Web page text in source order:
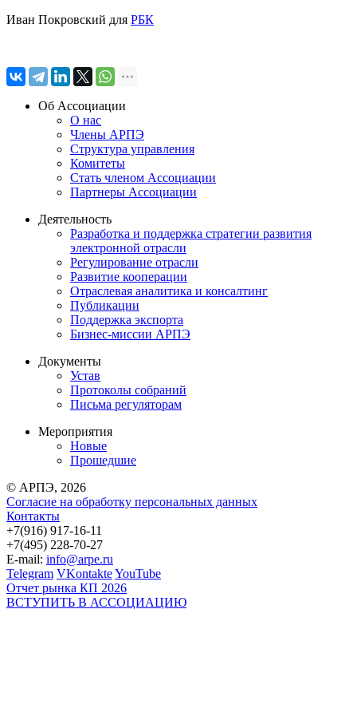
Иван Покровский для РБК
Об Ассоциации
О нас
Члены АРПЭ
Структура управления
Комитеты
Стать членом Ассоциации
Партнеры Ассоциации
Деятельность
Разработка и поддержка стратегии развития
электронной отрасли
Регулирование отрасли
Развитие кооперации
Отраслевая аналитика и консалтинг
Публикации
Поддержка экспорта
Бизнес-миссии АРПЭ
Документы
Устав
Протоколы собраний
Письма регуляторам
Мероприятия
Новые
Прошедшие
© АРПЭ, 2026
Согласие на обработку персональных данных
Контакты
+7(916) 917-16-11
+7(495) 228-70-27
E-mail: info@arpe.ru
Telegram VKontakteYouTube
Отчет рынка КП 2026
ВСТУПИТЬ В АССОЦИАЦИЮ